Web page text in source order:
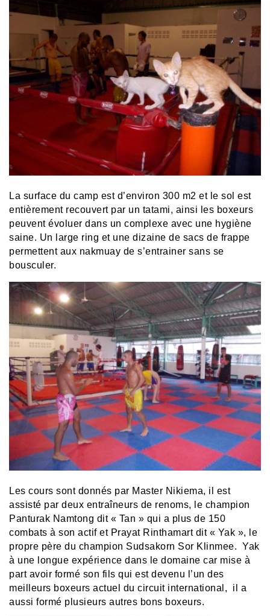
La surface du camp est d’environ 300 m2 etl e sol est
entièrement recouvert par un tatami, ainsi les boxeurs
peuvent évoluer dans un complexe avec une hygiène
saine. Un large ring et une dizaine de sacs de frappe
permettent aux nakmuay de s’entrainer sans se
bousculer.
Les cours sont donnés par Master Nikiema, il est
assisté par deux entraîneurs de renoms, le champion
Panturak Namtong dit « Tan » qui a plus de 150
combats à son actif et Prayat Rinthamart dit « Yak », le
propre père du champion Sudsakorn Sor Klinmee. Yak
à une longue expérience dans le domaine car mise à
part avoir formé son fils qui est devenu l’un des
meilleurs boxeurs actuel du circuit international, il a
aussi formé plusieurs autres bons boxeurs.